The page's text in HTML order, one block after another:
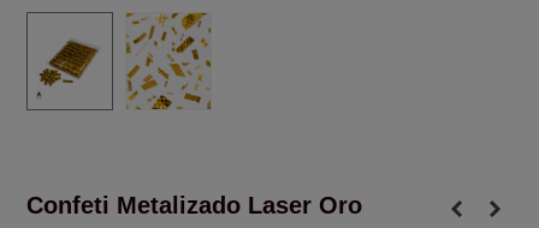
Confeti Metalizado Laser Oro